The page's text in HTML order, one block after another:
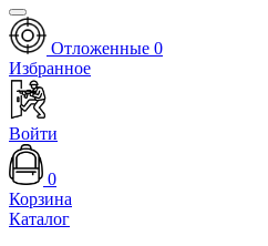
Отложенные 0
Избранное
Войти
0
Корзина
Каталог